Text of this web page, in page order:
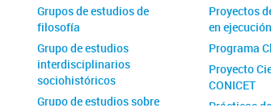
Grupos de estudios de
filosofía
Grupo de estudios
interdisciplinarios
sociohistóricos
Grupo de estudios sobre
Proyectos
en ejecución
Programa
Proyecto
CONICET
Prácticas